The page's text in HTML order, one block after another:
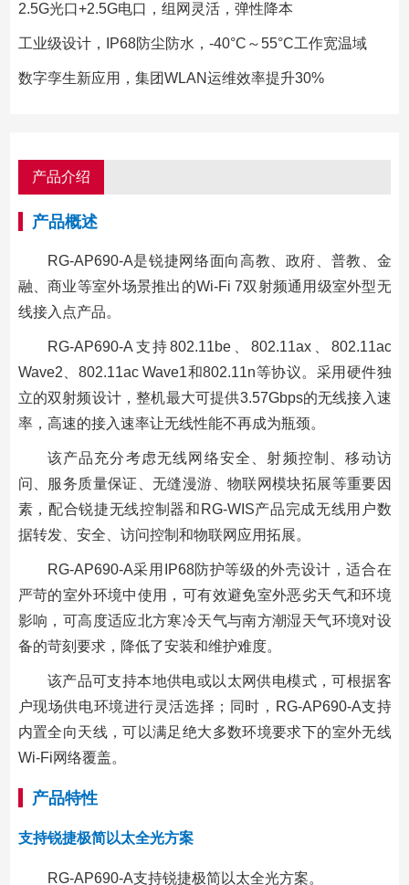
2.5G光口+2.5G电口，组网灵活，弹性降本
工业级设计，IP68防尘防水，-40°C～55°C工作宽温域
数字孪生新应用，集团WLAN运维效率提升30%
产品介绍
产品概述
RG-AP690-A是锐捷网络面向高教、政府、普教、金
融、商业等室外场景推出的Wi-Fi 7双射频通用级室外型无
线接入点产品。
RG-AP690-A支持802.11be、802.11ax、802.11ac
Wave2、802.11ac Wave1和802.11n等协议。采用硬件独
立的双射频设计，整机最大可提供3.57Gbps的无线接入速
率，高速的接入速率让无线性能不再成为瓶颈。
该产品充分考虑无线网络安全、射频控制、移动访
问、服务质量保证、无缝漫游、物联网模块拓展等重要因
素，配合锐捷无线控制器和RG-WIS产品完成无线用户数
据转发、安全、访问控制和物联网应用拓展。
RG-AP690-A采用IP68防护等级的外壳设计，适合在
严苛的室外环境中使用，可有效避免室外恶劣天气和环境
影响，可高度适应北方寒冷天气与南方潮湿天气环境对设
备的苛刻要求，降低了安装和维护难度。
该产品可支持本地供电或以太网供电模式，可根据客
户现场供电环境进行灵活选择；同时，RG-AP690-A支持
内置全向天线，可以满足绝大多数环境要求下的室外无线
Wi-Fi网络覆盖。
产品特性
支持锐捷极简以太全光方案
RG-AP690-A支持锐捷极简以太全光方案。